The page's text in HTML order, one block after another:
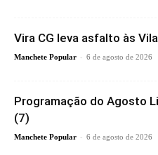
Vira CG leva asfalto às
Manchete Popular - 6 de agosto de 2026
Programação do Agosto
(7)
Manchete Popular - 6 de agosto de 2026